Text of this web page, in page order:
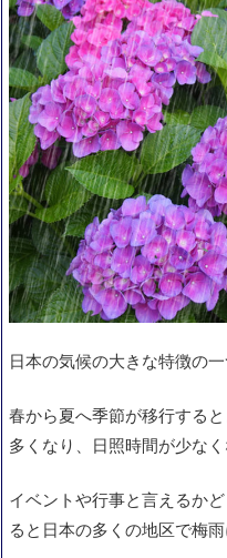
日本の気候の大きな特徴の
春から夏へ季節が移行する
多くなり、日照時間が少なく
イベントや行事と言えるか
ると日本の多くの地区で梅雨